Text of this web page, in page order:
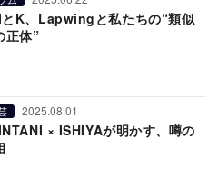
K、Lapwingと私たちの“類似
正体”
2025.08.01
× ISHIYAが明かす、噂の